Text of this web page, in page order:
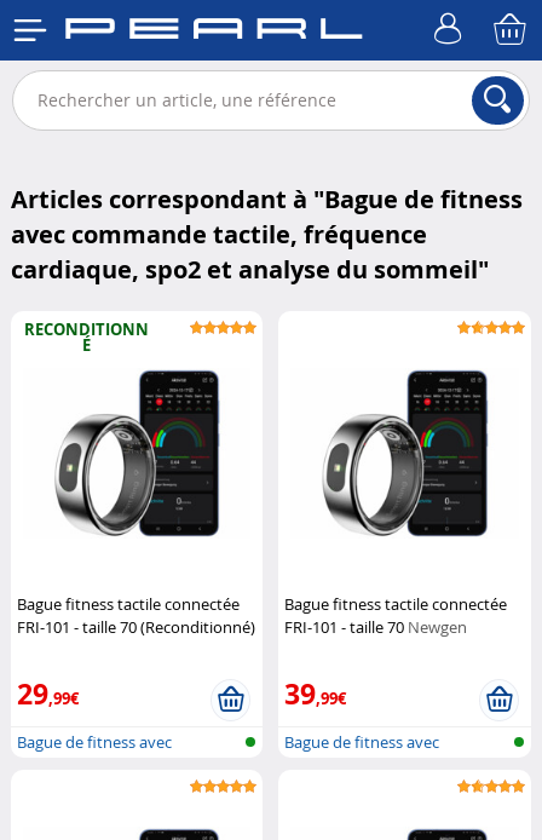
Articles correspondant à "Bague de fitness
avec commande tactile, fréquence
cardiaque, spo2 et analyse du sommeil"
RECONDITIONN
É
Bague fitness tactile connectée
FRI-101 - taille 70 (Reconditionné)
29,99€
Bague de fitness avec
Bague fitness tactile connectée
FRI-101 - taille 70 Newgen
39,99€
Bague de fitness avec